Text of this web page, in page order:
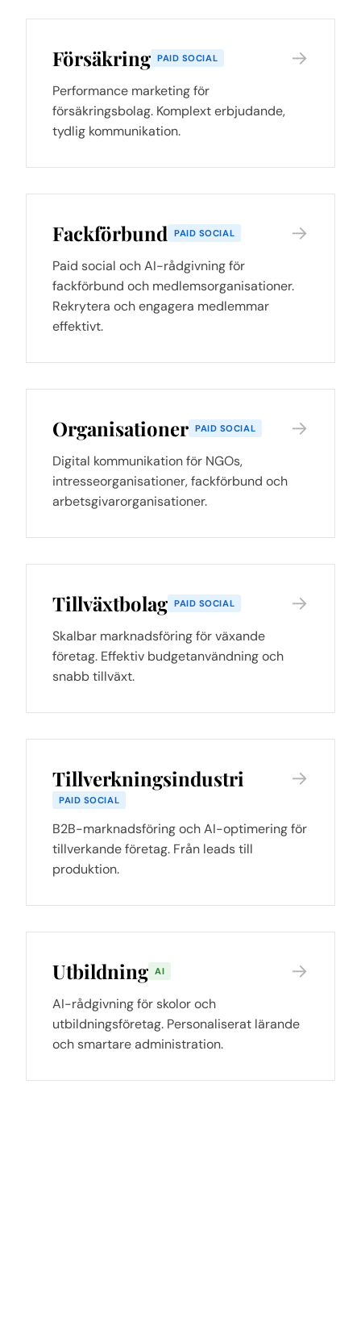
Försäkring PAID SOCIAL
Performance marketing för
försäkringsbolag. Komplext erbjudande,
tydlig kommunikation.
→
Fackförbund PAID SOCIAL
Paid social och AI-rådgivning för
fackförbund och medlemsorganisationer.
Rekrytera och engagera medlemmar
effektivt.
→
Organisationer PAID SOCIAL
Digital kommunikation för NGOs,
intresseorganisationer, fackförbund och
arbetsgivarorganisationer.
→
Tillväxtbolag PAID SOCIAL
Skalbar marknadsföring för växande
företag. Effektiv budgetanvändning och
snabb tillväxt.
→
Tillverkningsindustri
PAID SOCIAL
B2B-marknadsföring och AI-optimering för
tillverkande företag. Från leads till
produktion.
→
Utbildning AI
AI-rådgivning för skolor och
utbildningsföretag. Personaliserat lärande
och smartare administration.
→